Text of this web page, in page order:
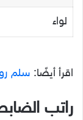
لواء
اقرأ أيضًا: سلم
راتب